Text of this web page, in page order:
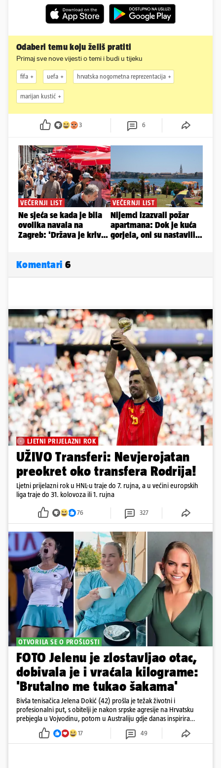
Odaberi temu koju želiš pratiti
Primaj sve nove vijesti o temi i budi u tijeku
fifa uefa hrvatska nogometna reprezentacija
marijan kustić
3 6
Komentari 6
LJETNI PRIJELAZNI ROK
UŽIVO Transferi: Nevjerojatan
preokret oko transfera Rodrija!
Ljetni prijelazni rok u HNL-u traje do 7. rujna, a u većini europskih
liga traje do 31. kolovoza ili 1. rujna
76 327
OTVORILA SE O PROŠLOSTI
FOTO Jelenu je zlostavljao otac,
dobivala je i vraćala kilograme:
'Brutalno me tukao šakama'
Bivša tenisačica Jelena Dokić (42) prošla je težak životni i
profesionalni put, s obitelji je nakon srpske agresije na Hrvatsku
prebjegla u Vojvodinu, potom u Australiju gdje danas inspirira
17 49